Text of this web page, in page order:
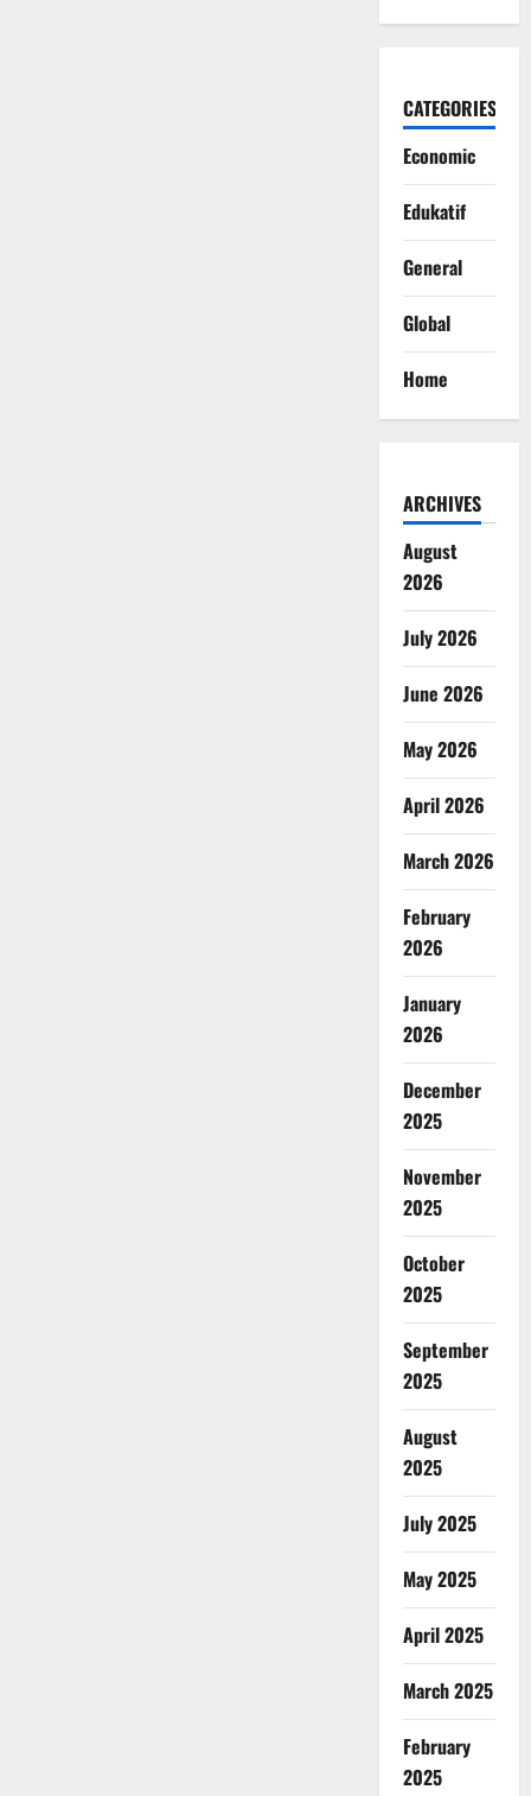
CATEGORIES
Economic
Edukatif
General
Global
Home
ARCHIVES
August
2026
July 2026
June 2026
May 2026
April 2026
March 2026
February
2026
January
2026
December
2025
November
2025
October
2025
September
2025
August
2025
July 2025
May 2025
April 2025
March 2025
February
2025